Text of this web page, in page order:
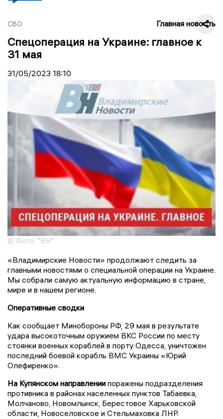
СВО Главная новость
Спецоперация на Украине: главное к
31 мая
31/05/2023 18:10
© Фото: "ВН"
«Владимирские Новости» продолжают следить за
главными новостями о специальной операции на Украине.
Мы собрали самую актуальную информацию в стране,
мире и в нашем регионе.
Оперативные сводки
Как сообщает Минобороны РФ, 29 мая в результате
удара высокоточным оружием ВКС России по месту
стоянки военных кораблей в порту Одесса, уничтожен
последний боевой корабль ВМС Украины «Юрий
Олефиренко».
На Купянском направлении поражены подразделения
противника в районах населенных пунктов Табаевка,
Молчаново, Новомлынск, Берестовое Харьковской
области, Новоселовское и Стельмаховка ЛНР.